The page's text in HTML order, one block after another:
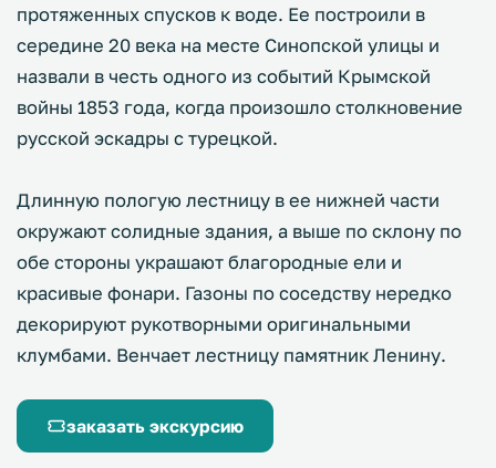
протяженных спусков к воде. Ее построили в
середине 20 века на месте Синопской улицы и
назвали в честь одного из событий Крымской
войны 1853 года, когда произошло столкновение
русской эскадры с турецкой.
Длинную пологую лестницу в ее нижней части
окружают солидные здания, а выше по склону по
обе стороны украшают благородные ели и
красивые фонари. Газоны по соседству нередко
декорируют рукотворными оригинальными
клумбами. Венчает лестницу памятник Ленину.
заказать экскурсию